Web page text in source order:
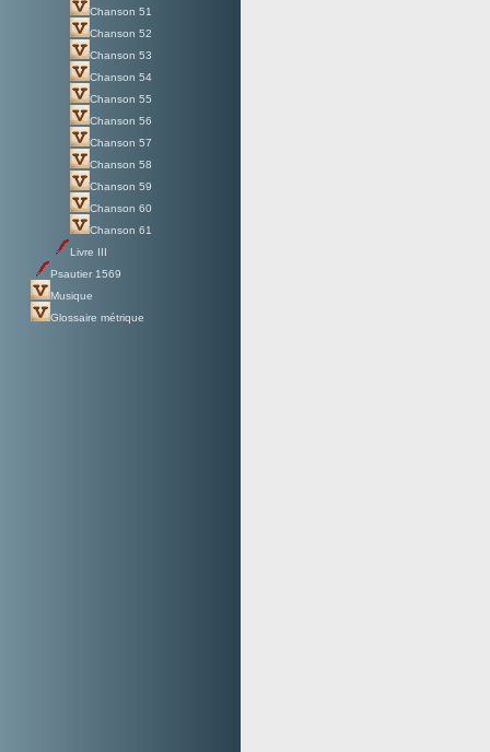
Chanson 51
Chanson 52
Chanson 53
Chanson 54
Chanson 55
Chanson 56
Chanson 57
Chanson 58
Chanson 59
Chanson 60
Chanson 61
Livre III
Psautier 1569
Musique
Glossaire métrique